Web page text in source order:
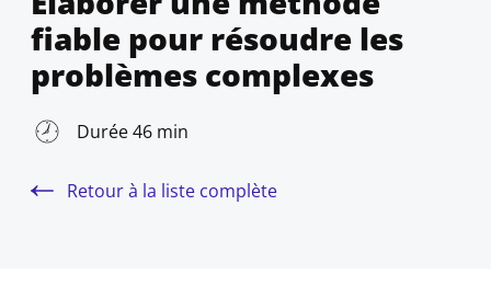
fiable pour résoudre les
problèmes complexes
Durée 46 min
Retour à la liste complète